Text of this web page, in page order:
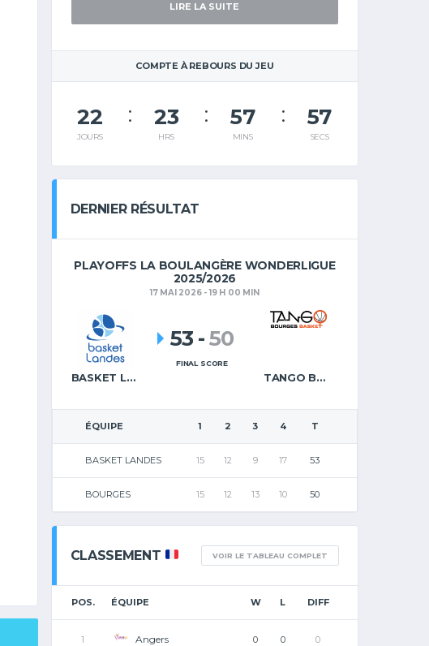
LIRE LA SUITE
COMPTE À REBOURS DU JEU
22
JOURS
23
HRS
57
MINS
57
SECS
DERNIER RÉSULTAT
PLAYOFFS LA BOULANGÈRE WONDERLIGUE
2025/2026
17 MAI 2026 - 19 H 00 MIN
BASKET LANDES TANGO BOURGES BASKET
53 -50
FINAL SCORE
ÉQUIPE 1 2 3 4 T
BASKET LANDES 15 12 9 17 53
BOURGES 15 12 13 10 50
CLASSEMENT VOIR LE TABLEAU COMPLET
POS. ÉQUIPE W L DIFF
1 Angers 0 0 0